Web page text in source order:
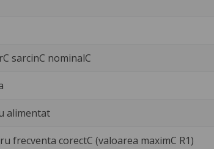
sarcinC nominalC
alimentat
frecventa corectC (valoarea maximC R1)